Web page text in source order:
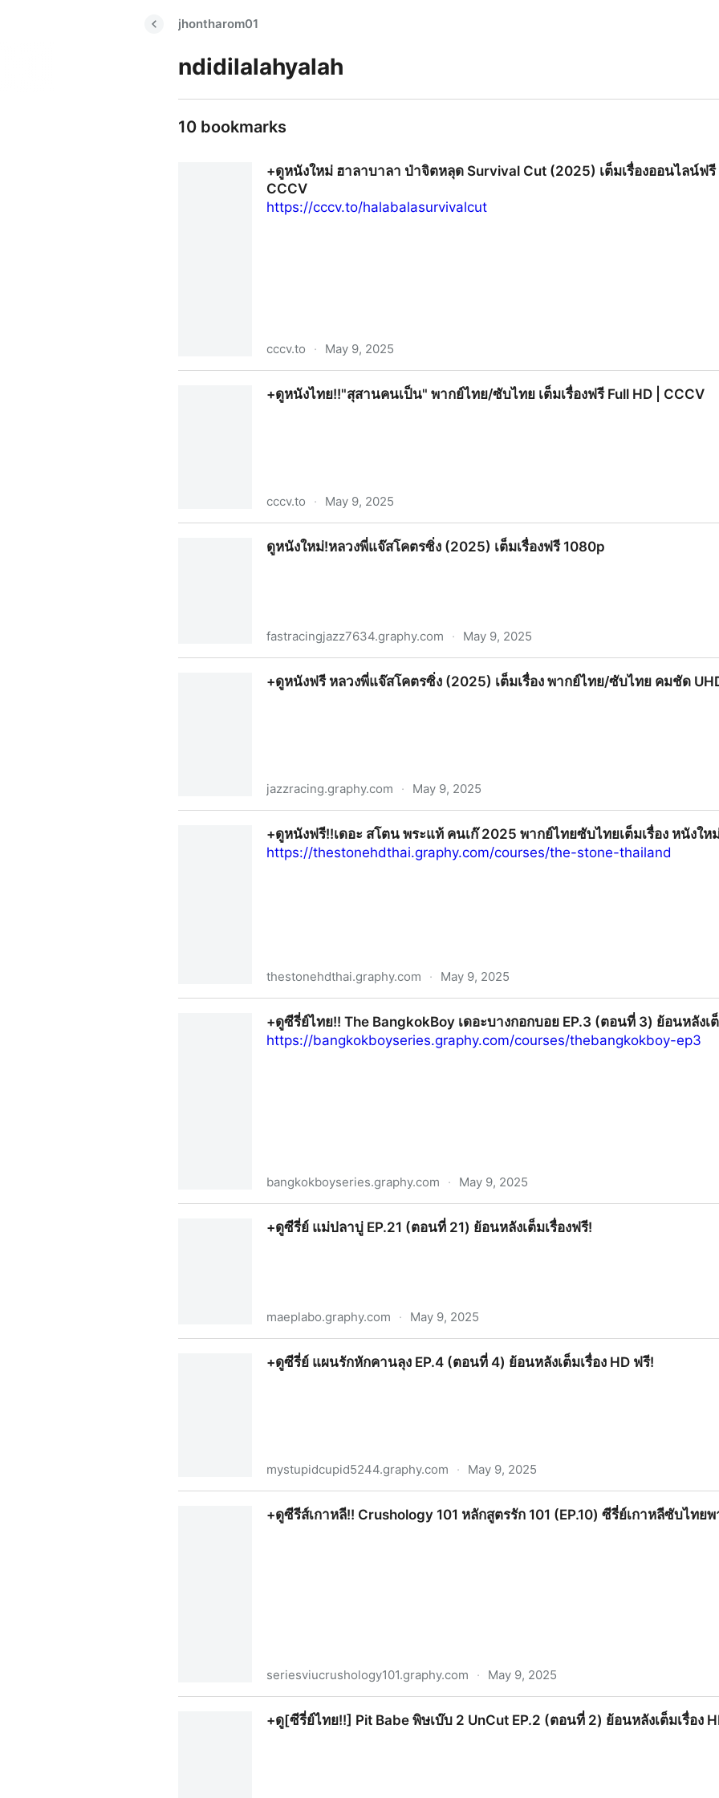
jhontharom01
ndidilalahyalah
10 bookmarks
+ดูหนังใหม่ ฮาลาบาลา ป่าจิตหลุด Survival Cut (2025) เต็มเรื่องออนไลน์ฟรี
CCCV
https://cccv.to/halabalasurvivalcut
cccv.to · May 9, 2025
+ดูหนังไทย!!"สุสานคนเป็น" พากย์ไทย/ซับไทย เต็มเรื่องฟรี Full HD | CCCV
cccv.to · May 9, 2025
ดูหนังใหม่!หลวงพี่แจ๊สโคตรซิ่ง (2025) เต็มเรื่องฟรี 1080p
fastracingjazz7634.graphy.com · May 9, 2025
+ดูหนังฟรี หลวงพี่แจ๊สโคตรซิ่ง (2025) เต็มเรื่อง พากย์ไทย/ซับไทย คมชัด
jazzracing.graphy.com · May 9, 2025
+ดูหนังฟรี!!เดอะ สโตน พระแท้ คนเก๊ 2025 พากย์ไทยซับไทยเต็มเรื่อง หนังให
https://thestonehdthai.graphy.com/courses/the-stone-thailand
thestonehdthai.graphy.com · May 9, 2025
+ดูซีรี่ย์ไทย!! The BangkokBoy เดอะบางกอกบอย EP.3 (ตอนที่ 3) ย้อนหลังเ
https://bangkokboyseries.graphy.com/courses/thebangkokboy-ep3
bangkokboyseries.graphy.com · May 9, 2025
+ดูซีรี่ย์ แม่ปลาบู่ EP.21 (ตอนที่ 21) ย้อนหลังเต็มเรื่องฟรี!
maeplabo.graphy.com · May 9, 2025
+ดูซีรี่ย์ แผนรักหักคานลุง EP.4 (ตอนที่ 4) ย้อนหลังเต็มเรื่อง HD ฟรี!
mystupidcupid5244.graphy.com · May 9, 2025
+ดูซีรีส์เกาหลี!! Crushology 101 หลักสูตรรัก 101 (EP.10) ซีรี่ย์เกาหลีซับไทย
seriesviucrushology101.graphy.com · May 9, 2025
+ดู[ซีรี่ย์ไทย!!] Pit Babe พิษเบ๊บ 2 UnCut EP.2 (ตอนที่ 2) ย้อนหลังเต็มเรื่อง